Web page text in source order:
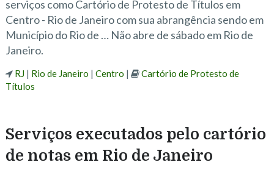
serviços como Cartório de Protesto de Títulos em
Centro - Rio de Janeiro com sua abrangência sendo em
Município do Rio de … Não abre de sábado em Rio de
Janeiro.
RJ| Rio de Janeiro | Centro |
Cartório de Protesto de
Títulos
Serviços executados pelo cartório
de notas em Rio de Janeiro